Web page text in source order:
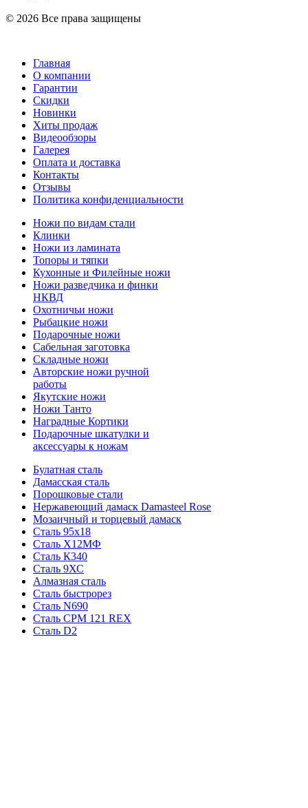
© 2026 Все права защищены
Главная
О компании
Гарантии
Скидки
Новинки
Хиты продаж
Видеообзоры
Галерея
Оплата и доставка
Контакты
Отзывы
Политика конфиденциальности
Ножи по видам стали
Клинки
Ножи из ламината
Топоры и тяпки
Кухонные и Филейные ножи
Ножи разведчика и финки
НКВД
Охотничьи ножи
Рыбацкие ножи
Подарочные ножи
Сабельная заготовка
Складные ножи
Авторские ножи ручной
работы
Якутские ножи
Ножи Танто
Наградные Кортики
Подарочные шкатулки и
аксессуары к ножам
Булатная сталь
Дамасская сталь
Порошковые стали
Нержавеющий дамаск Damasteel Rose
Мозаичный и торцевый дамаск
Сталь 95х18
Сталь Х12МФ
Сталь К340
Сталь 9ХС
Алмазная сталь
Сталь быстрорез
Сталь N690
Сталь CPM 121 REX
Сталь D2